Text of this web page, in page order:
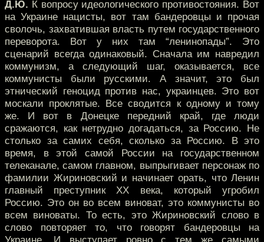
Д.Ю. К вопросу идеологического противостояния. Вот
на Украине нацисты, вот там бандеровцы и прочая
сволочь, захватившая власть путем государственного
переворота. Вот у них там “ленинопады”. Это
сценарий всегда одинаковый. Сначала им навредил
коммунизм, а следующий шаг, оказывается, все
коммунисты были русскими. А значит, это был
этнический геноцид против нас, украинцев. Это вот
москали проклятые. Все сводится к одному и тому
же. И вот в Донецке передний край, где люди
сражаются, как нетрудно догадаться, за Россию. Не
столько за самих себя, сколько за Россию. В это
время, в этой самой России на государственном
телеканале, самом главном, выпрыгивает персонаж по
фамилии Жириновский и начинает орать, что Ленин
главный преступник XX века, который угробил
Россию. Это он во всем виноват, это коммунисты во
всем виноваты. То есть, это Жириновский слово в
слово повторяет то, что говорят бандеровцы на